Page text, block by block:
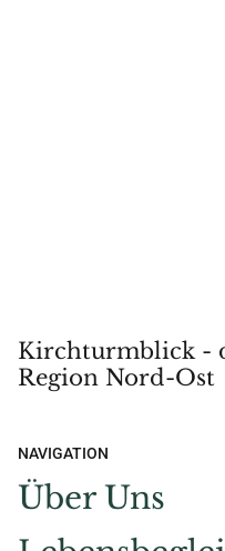
Kirchturmblick -
Region Nord-Ost
NAVIGATION
Über Uns